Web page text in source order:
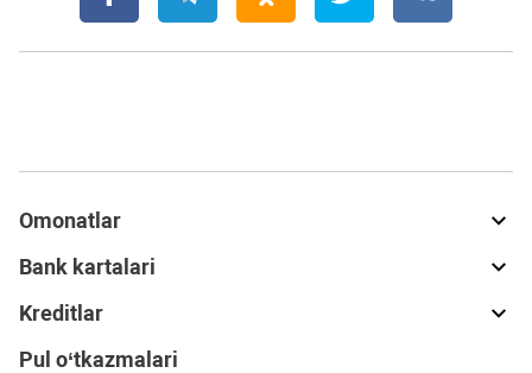
Omonatlar
Bank kartalari
Kreditlar
Pul o‘tkazmalari